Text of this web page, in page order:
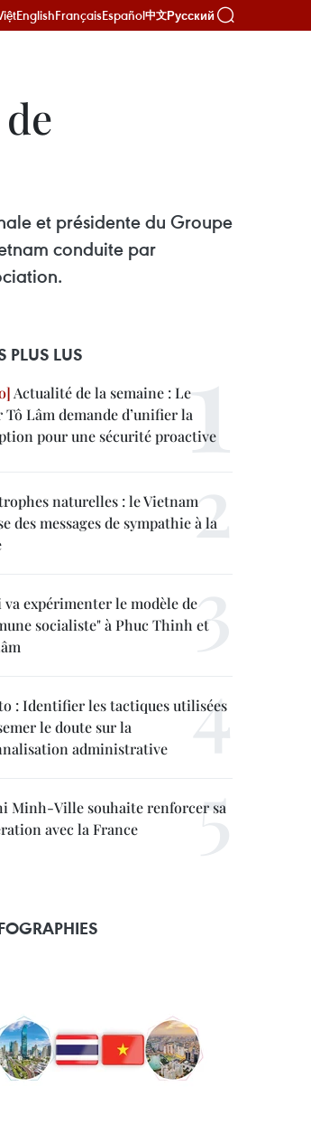
EnglishFrançaisEspañol中文Русский
et présidente du Groupe
conduite par
PLUS LUS
Actualité de la semaine : Le
Tô Lâm demande d’unifier la
pour une sécurité proactive
naturelles : le Vietnam
des messages de sympathie à la
va expérimenter le modèle de
socialiste" à Phuc Thinh et
: Identifier les tactiques utilisées
le doute sur la
administrative
Minh-Ville souhaite renforcer sa
avec la France